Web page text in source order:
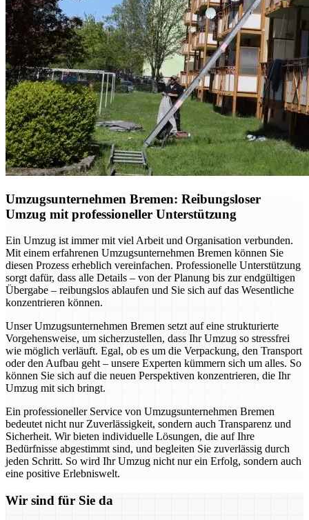
Umzugsunternehmen Bremen: Reibungsloser
Umzug mit professioneller Unterstützung
Ein Umzug ist immer mit viel Arbeit und Organisation verbunden.
Mit einem erfahrenen Umzugsunternehmen Bremen können Sie
diesen Prozess erheblich vereinfachen. Professionelle Unterstützung
sorgt dafür, dass alle Details – von der Planung bis zur endgültigen
Übergabe – reibungslos ablaufen und Sie sich auf das Wesentliche
konzentrieren können.
Unser Umzugsunternehmen Bremen setzt auf eine strukturierte
Vorgehensweise, um sicherzustellen, dass Ihr Umzug so stressfrei
wie möglich verläuft. Egal, ob es um die Verpackung, den Transport
oder den Aufbau geht – unsere Experten kümmern sich um alles. So
können Sie sich auf die neuen Perspektiven konzentrieren, die Ihr
Umzug mit sich bringt.
Ein professioneller Service von Umzugsunternehmen Bremen
bedeutet nicht nur Zuverlässigkeit, sondern auch Transparenz und
Sicherheit. Wir bieten individuelle Lösungen, die auf Ihre
Bedürfnisse abgestimmt sind, und begleiten Sie zuverlässig durch
jeden Schritt. So wird Ihr Umzug nicht nur ein Erfolg, sondern auch
eine positive Erlebniswelt.
Wir sind für Sie da